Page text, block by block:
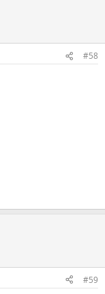
#58
#59